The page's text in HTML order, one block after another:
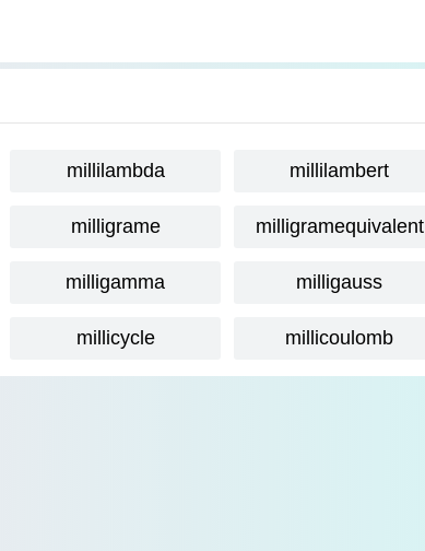
millilambda millilambert
milligrame milligramequivalent
milligamma milligauss
millicycle millicoulomb